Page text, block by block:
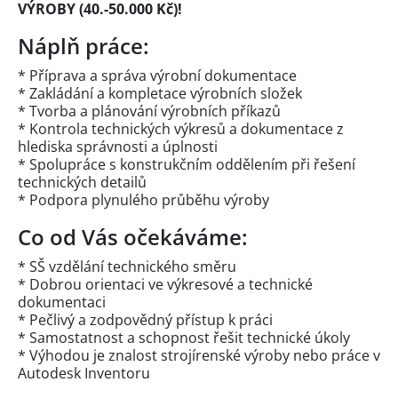
VÝROBY (40.-50.000 Kč)!
Náplň práce:
* Příprava a správa výrobní dokumentace
* Zakládání a kompletace výrobních složek
* Tvorba a plánování výrobních příkazů
* Kontrola technických výkresů a dokumentace z
hlediska správnosti a úplnosti
* Spolupráce s konstrukčním oddělením při řešení
technických detailů
* Podpora plynulého průběhu výroby
Co od Vás očekáváme:
* SŠ vzdělání technického směru
* Dobrou orientaci ve výkresové a technické
dokumentaci
* Pečlivý a zodpovědný přístup k práci
* Samostatnost a schopnost řešit technické úkoly
* Výhodou je znalost strojírenské výroby nebo práce v
Autodesk Inventoru